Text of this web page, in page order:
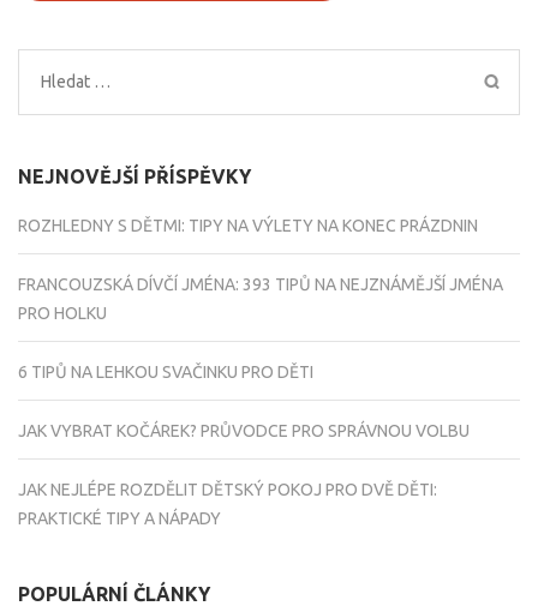
Vyhledávání
NEJNOVĚJŠÍ PŘÍSPĚVKY
ROZHLEDNY S DĚTMI: TIPY NA VÝLETY NA KONEC PRÁZDNIN
FRANCOUZSKÁ DÍVČÍ JMÉNA: 393 TIPŮ NA NEJZNÁMĚJŠÍ JMÉNA
PRO HOLKU
6 TIPŮ NA LEHKOU SVAČINKU PRO DĚTI
JAK VYBRAT KOČÁREK? PRŮVODCE PRO SPRÁVNOU VOLBU
JAK NEJLÉPE ROZDĚLIT DĚTSKÝ POKOJ PRO DVĚ DĚTI:
PRAKTICKÉ TIPY A NÁPADY
POPULÁRNÍ ČLÁNKY